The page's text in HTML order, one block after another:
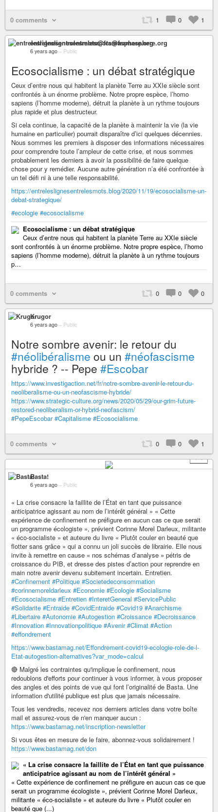
0 comments 1 0 1
entreleslignesentrelesmots@framasphere.org
6 years ago – Public
Ecosocialisme : un débat stratégique
Ceux d’entre nous qui habitent la planète Terre au XXIe siècle sont
confrontés à un énorme problème. Notre propre espèce, l’homo
sapiens (l’homme moderne), détruit la planète à un rythme toujours
plus rapide et plus destructeur.
Si cela continue, la capacité de la planète à maintenir la vie (la vie
humaine en particulier) pourrait disparaître d’ici quelques décennies.
Nous sommes les premiers à disposer des informations nécessaires
pour comprendre toute l’ampleur de cette crise, et nous sommes
probablement les derniers à avoir la possibilité de faire quelque
chose pour y remédier. Aucune autre génération n’a été confrontée à
un tel défi ni à une telle responsabilité.
https://entreleslignesentrelesmots.blog/2020/11/19/ecosocialisme-un-
debat-strategique/
#ecologie #ecosocialisme
Ecosocialisme : un débat stratégique
Ceux d’entre nous qui habitent la planète Terre au XXIe siècle
sont confrontés à un énorme problème. Notre propre espèce, l’homo
sapiens (l’homme moderne), détruit la planète à un rythme toujours
p…
0 comments 0 0 0
Krugor
6 years ago – Public
Notre sombre avenir: le retour du
#néolibéralisme ou un #néofascisme
hybride ? -- Pepe #Escobar
https://www.investigaction.net/fr/notre-sombre-avenir-le-retour-du-
neoliberalisme-ou-un-neofascisme-hybride/
https://www.strategic-culture.org/news/2020/05/29/our-grim-future-
restored-neoliberalism-or-hybrid-neofascism/
#PepeEscobar #Capitalisme #Ecosocialisme
0 comments 0 0
1
+ 1
Basta!
6 years ago – Public
« La crise consacre la faillite de l’État en tant que puissance
anticipatrice agissant au nom de l’intérêt général » « Cette
expérience de confinement ne préfigure en aucun cas ce que serait
un programme écologiste », prévient Corinne Morel Darleux, militante
« éco-socialiste » et auteure du livre « Plutôt couler en beauté que
flotter sans grâce » qui a connu un joli succès de librairie. Elle nous
invite à remettre en cause « nos schémas d’analyse » pétris de
croissance du PIB, et dresse des pistes d’action pour reprendre en
main notre avenir devenu subitement incertain. Entretien.
#Confinement #Politique #Societedeconsommation
#corinnemoreldarleux #Economie #Ecologie #Socialisme
#Ecosocialisme #Entretien #InteretGeneral #ServicePublic
#Solidarite #Entraide #CovidEntraide #Covid19 #Anarchisme
#Libertaire #Autonomie #Autogestion #Croissance #Decroissance
#Innovation #Innovationpolitique #Avenir #Climat #Action
#effondrement
https://www.bastamag.net/Effondrement-covid19-ecologie-role-de-l-
Etat-autogestion-alternatives?var_mode=calcul
🔴 Malgré les contraintes qu'implique le confinement, nous
redoublons d'efforts pour continuer à vous informer, à vous proposer
des angles et des points de vue qui font l’originalité de Basta. Une
information d'utilité publique est plus que jamais nécessaire.
Tous les vendredis, recevez nos derniers articles dans votre boîte
mail et assurez-vous de n'en manquer aucun :
https://www.bastamag.net/inscription-newsletter
Si vous êtes en mesure de le faire, abonnez-vous solidairement !
https://www.bastamag.net/don
« La crise consacre la faillite de l’État en tant que puissance
anticipatrice agissant au nom de l’intérêt général »
« Cette expérience de confinement ne préfigure en aucun cas ce que
serait un programme écologiste », prévient Corinne Morel Darleux,
militante « éco-socialiste » et auteure du livre « Plutôt couler en
beauté que (...)